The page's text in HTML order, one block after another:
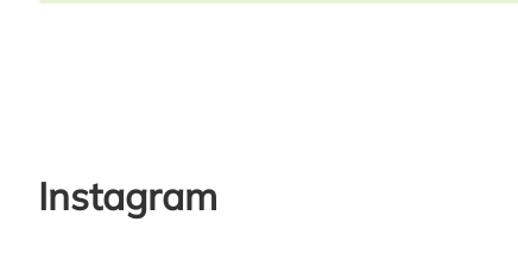
Instagram